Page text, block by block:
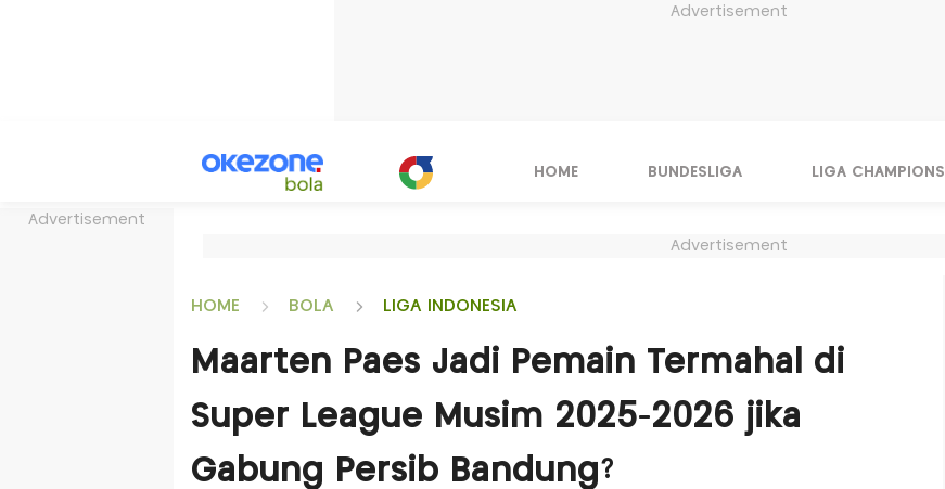
Advertisement
Advertisement
HOME BUNDESLIGA LIGA CHAMPIONS
Advertisement
HOME BOLA LIGA INDONESIA
Maarten Paes Jadi Pemain Termahal di
Super League Musim 2025-2026 jika
Gabung Persib Bandung?